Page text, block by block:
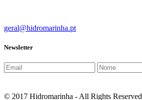
geral@hidromarinha.pt
Newsletter
© 2017 Hidromarinha - All Rights Reserved